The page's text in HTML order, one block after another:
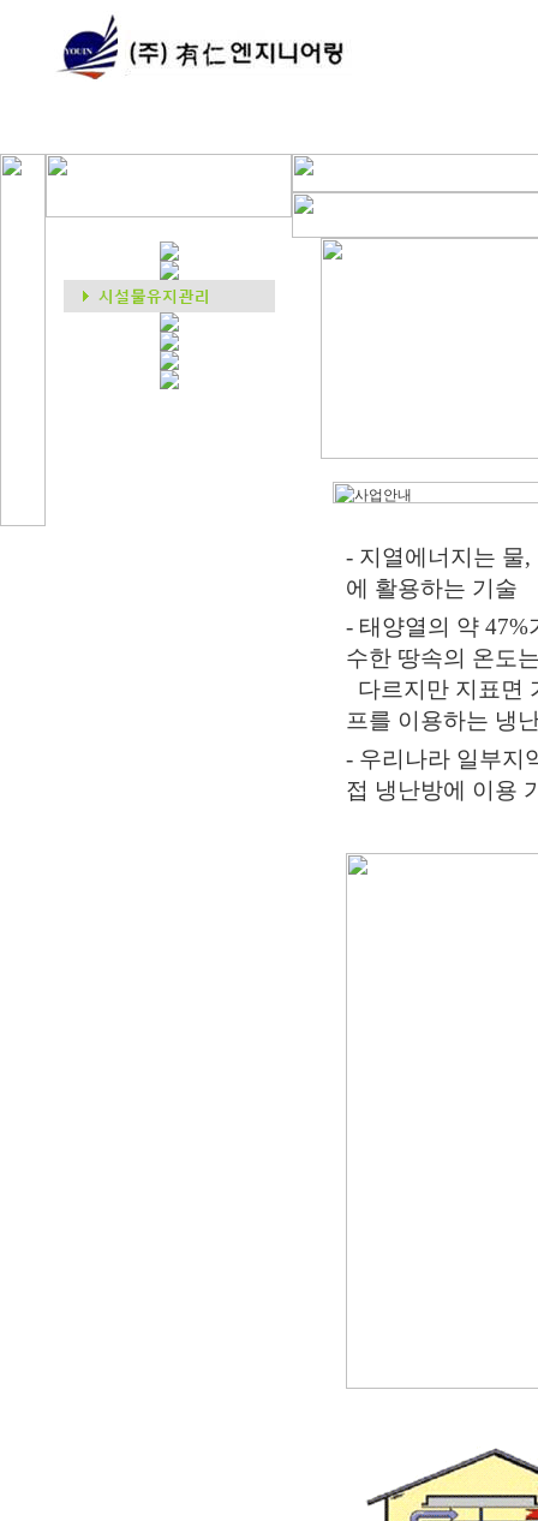
CEO 인사말
회사소개
시설물유지관
- 지열에너지는 물
에 활용하는 기술
- 태양열의 약
수한 땅속의 온도
다르지만 지표면
프를 이용하는 냉
- 우리나라 일부지
접 냉난방에 이용